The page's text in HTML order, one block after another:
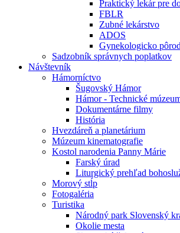
Praktický lekár pre
FBLR
Zubné lekárstvo
ADOS
Gynekologicko
Sadzobník správnych poplatkov
Návštevník
Hámorníctvo
Šugovský Hámor
Hámor - Technické
Dokumentárne filmy
História
Hvezdáreň a planetárium
Múzeum kinematografie
Kostol narodenia Panny Márie
Farský úrad
Liturgický prehľad
Morový stĺp
Fotogaléria
Turistika
Národný park Slovenský
Okolie mesta